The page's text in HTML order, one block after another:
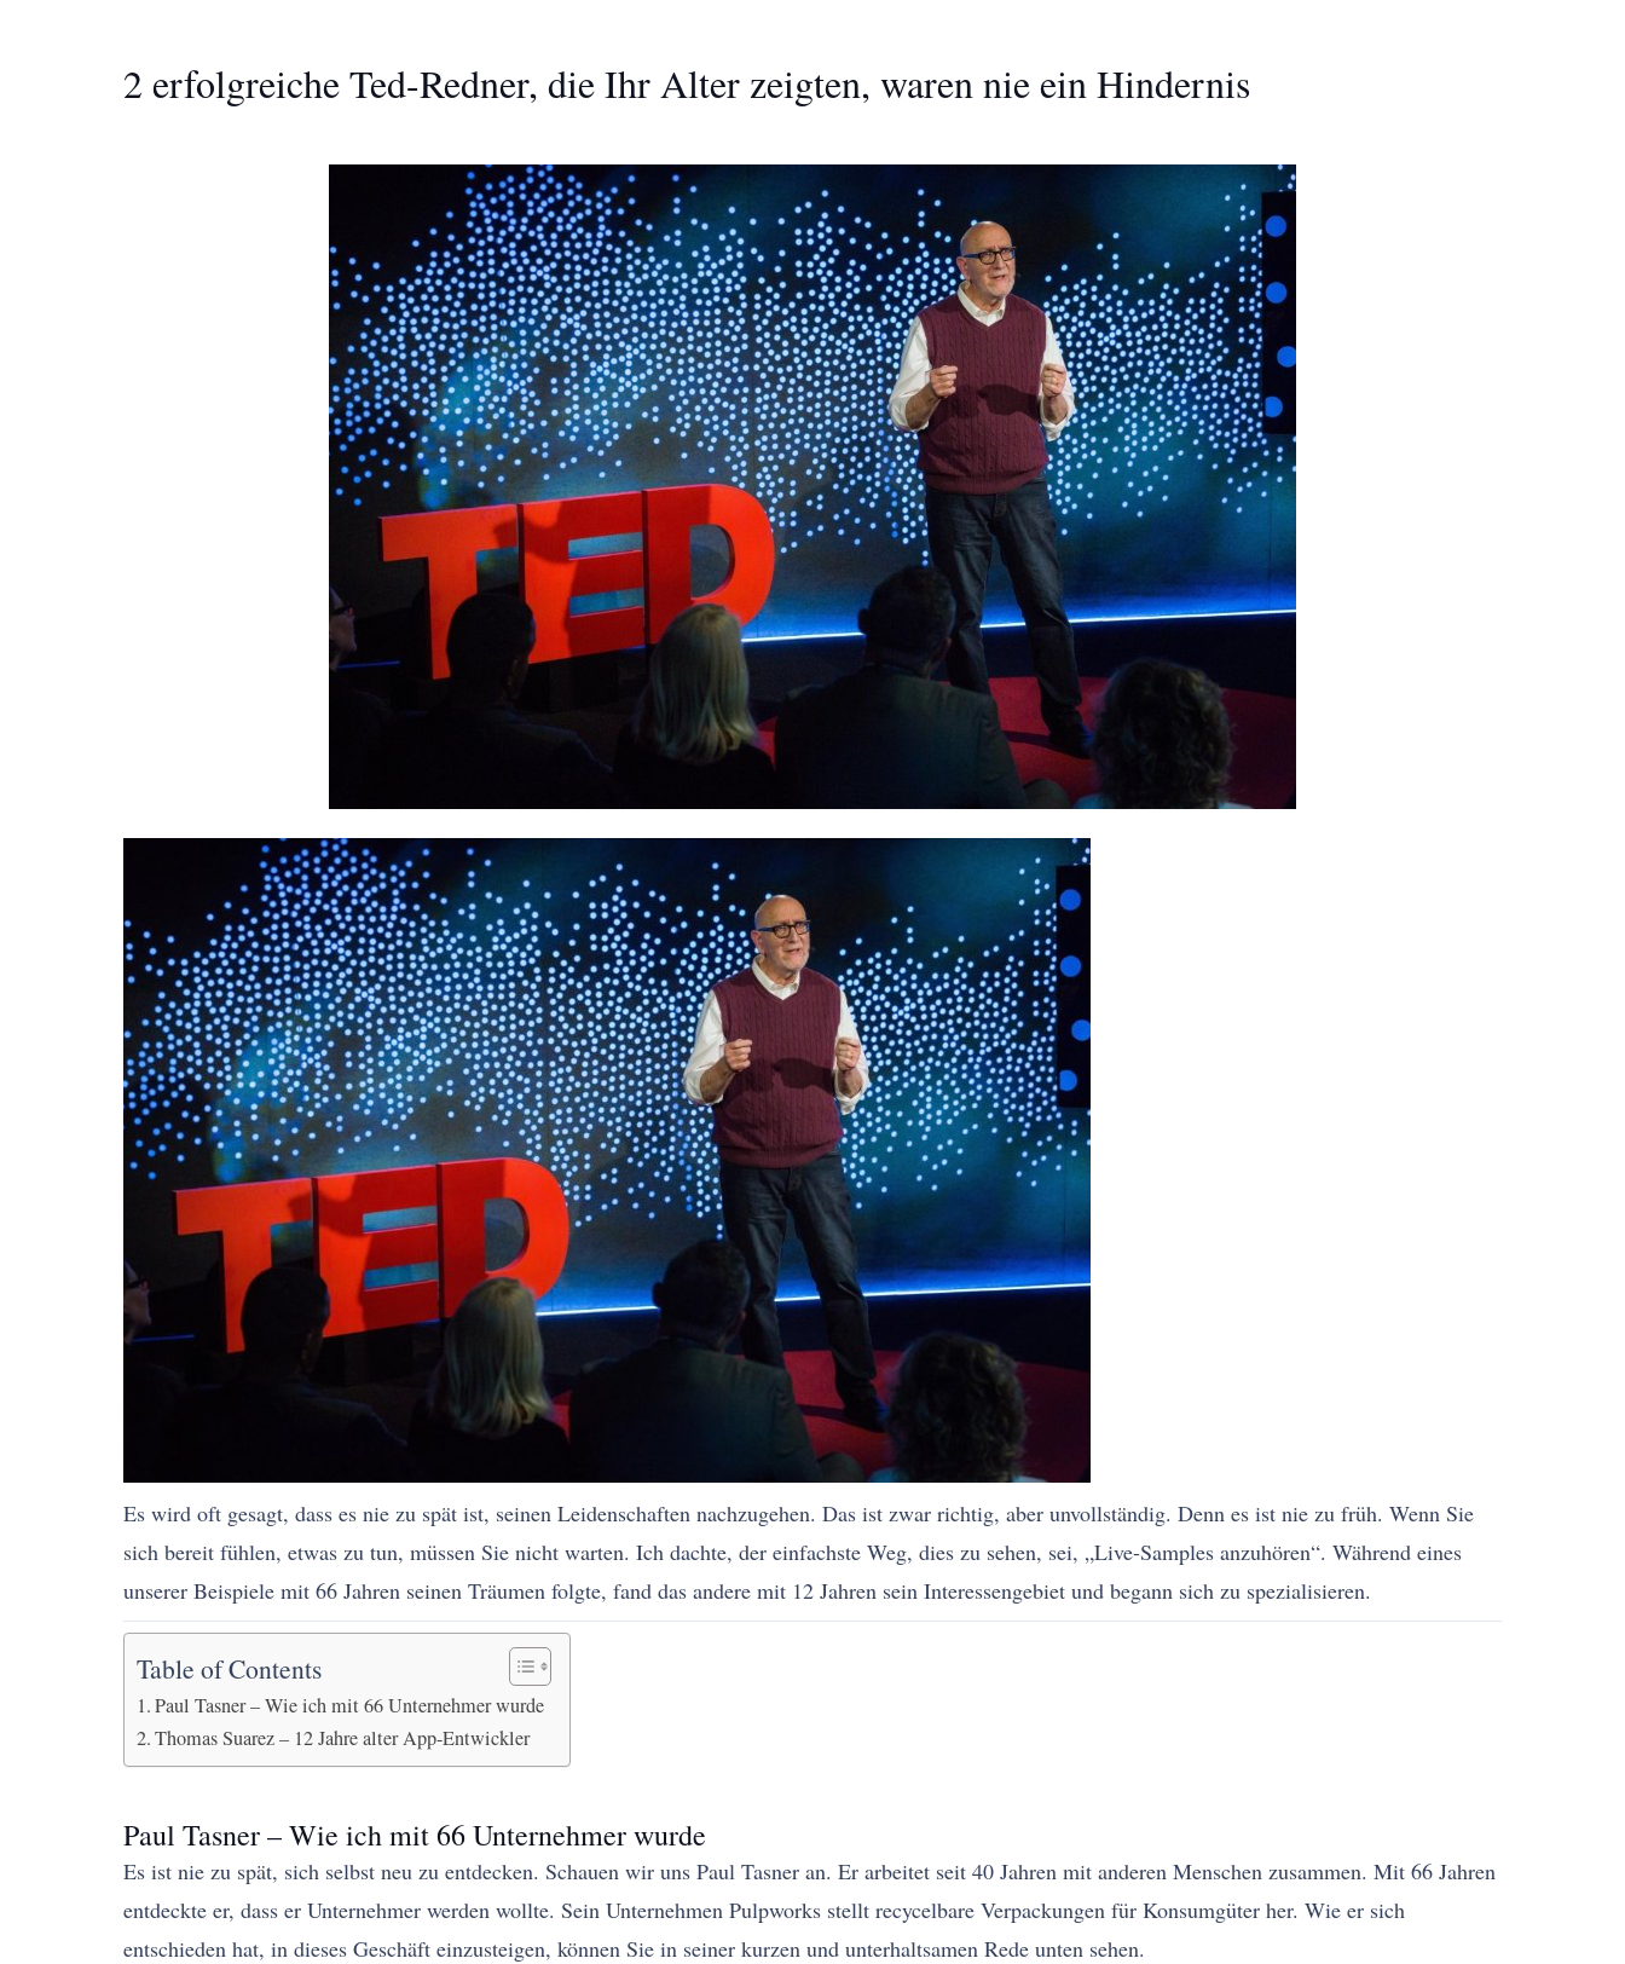
2 erfolgreiche Ted-Redner, die Ihr Alter zeigten, waren nie ein Hindernis
Es wird oft gesagt, dass es nie zu spät ist, seinen Leidenschaften nachzugehen. Das ist zwar richtig, aber unvollständig. Denn es ist nie zu früh. Wenn Sie
sich bereit fühlen, etwas zu tun, müssen Sie nicht warten. Ich dachte, der einfachste Weg, dies zu sehen, sei, „Live-Samples anzuhören“. Während eines
unserer Beispiele mit 66 Jahren seinen Träumen folgte, fand das andere mit 12 Jahren sein Interessengebiet und begann sich zu spezialisieren.
Table of Contents
Paul Tasner – Wie ich mit 66 Unternehmer wurde
Thomas Suarez – 12 Jahre alter App-Entwickler
Paul Tasner – Wie ich mit 66 Unternehmer wurde
Es ist nie zu spät, sich selbst neu zu entdecken. Schauen wir uns Paul Tasner an. Er arbeitet seit 40 Jahren mit anderen Menschen zusammen. Mit 66 Jahren
entdeckte er, dass er Unternehmer werden wollte. Sein Unternehmen Pulpworks stellt recycelbare Verpackungen für Konsumgüter her. Wie er sich
entschieden hat, in dieses Geschäft einzusteigen, können Sie in seiner kurzen und unterhaltsamen Rede unten sehen.